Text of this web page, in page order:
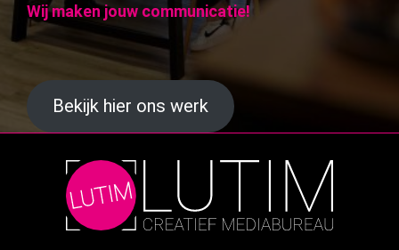
Wij maken jouw communicatie!
Bekijk hier ons werk